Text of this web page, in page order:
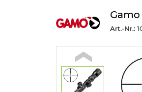
Art.-Nr.: